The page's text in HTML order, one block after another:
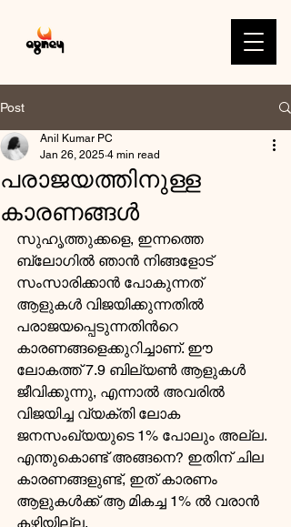
Post
പരാജയത്തിനുള്ള
കാരണങ്ങള്‍
Anil Kumar PC
Jan 26, 2025 4 min read
സുഹൃത്തുക്കളെ, ഇന്നത്തെ
ബ്ലോഗില്‍ ഞാന്‍ നിങ്ങളോട്
സംസാരിക്കാന്‍ പോകുന്നത്
ആളുകള്‍ വിജയിക്കുന്നതില്‍
പരാജയപ്പെടുന്നതിന്‍റെ
കാരണങ്ങളെക്കുറിച്ചാണ്. ഈ
ലോകത്ത് 7.9 ബില്യണ്‍ ആളുകള്‍
ജീവിക്കുന്നു, എന്നാല്‍ അവരില്‍
വിജയിച്ച വ്യക്തി ലോക
ജനസംഖ്യയുടെ 1% പോലും അല്ല.
എന്തുകൊണ്ട് അങ്ങനെ? ഇതിന് ചില
കാരണങ്ങളുണ്ട്, ഇത് കാരണം
ആളുകള്‍ക്ക് ആ മികച്ച 1% ല്‍ വരാന്‍
കഴിയില്ല.